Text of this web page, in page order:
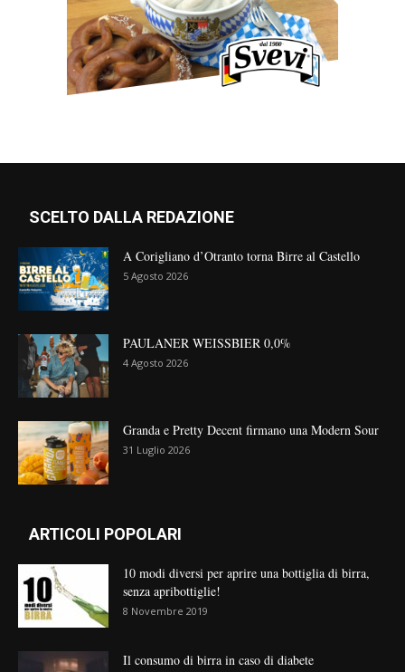
SCELTO DALLA REDAZIONE
A Corigliano d’Otranto torna Birre al Castello
5 Agosto 2026
PAULANER WEISSBIER 0,0%
4 Agosto 2026
Granda e Pretty Decent firmano una Modern Sour
31 Luglio 2026
ARTICOLI POPOLARI
10 modi diversi per aprire una bottiglia di birra,
senza apribottiglie!
8 Novembre 2019
Il consumo di birra in caso di diabete